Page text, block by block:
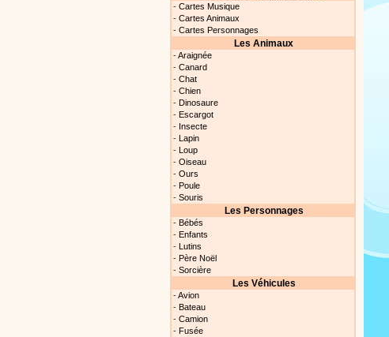
- Cartes Musique
- Cartes Animaux
- Cartes Personnages
Les Animaux
-Araignée
- Canard
- Chat
- Chien
- Dinosaure
- Escargot
- Insecte
- Lapin
- Loup
- Oiseau
- Ours
- Poule
- Souris
Les Personnages
- Bébés
- Enfants
- Lutins
- Père Noël
- Sorcière
Les Véhicules
-Avion
- Bateau
- Camion
- Fusée